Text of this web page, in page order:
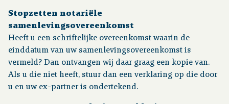
Stopzetten notariële
samenlevingsovereenkomst
Heeft u een schriftelijke overeenkomst waarin de
einddatum van uw samenlevingsovereenkomst is
vermeld? Dan ontvangen wij daar graag een kopie van.
Als u die niet heeft, stuur dan een verklaring op die door
u en uw ex-partner is ondertekend.